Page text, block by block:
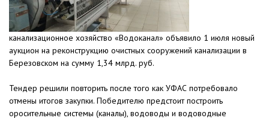
канализационное хозяйство «Водоканал» объявило 1 июля новый
аукцион на реконструкцию очистных сооружений канализации в
Березовском на сумму 1,34 млрд. руб.
Тендер решили повторить после того как УФАС потребовало
отмены итогов закупки. Победителю предстоит построить
оросительные системы (каналы), водоводы и водоводные